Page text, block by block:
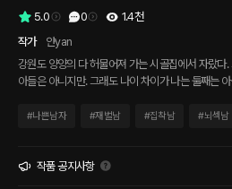
5.0
0 1.4천
작가
얀yan
강원도 양양의 다 허물어져 가는 시골집에서 자랐다.
아들은 아니지만. 그래도 나이 차이가 나는 둘째는
부터 이곳에서 살게 된…….” “넌 뭐냐고.” 연아는 소름이 끼쳐 비명을 질렀다. “네가 뭔
#나쁜남자 #재벌남 #집착남 #뇌섹남
작품 공지사항